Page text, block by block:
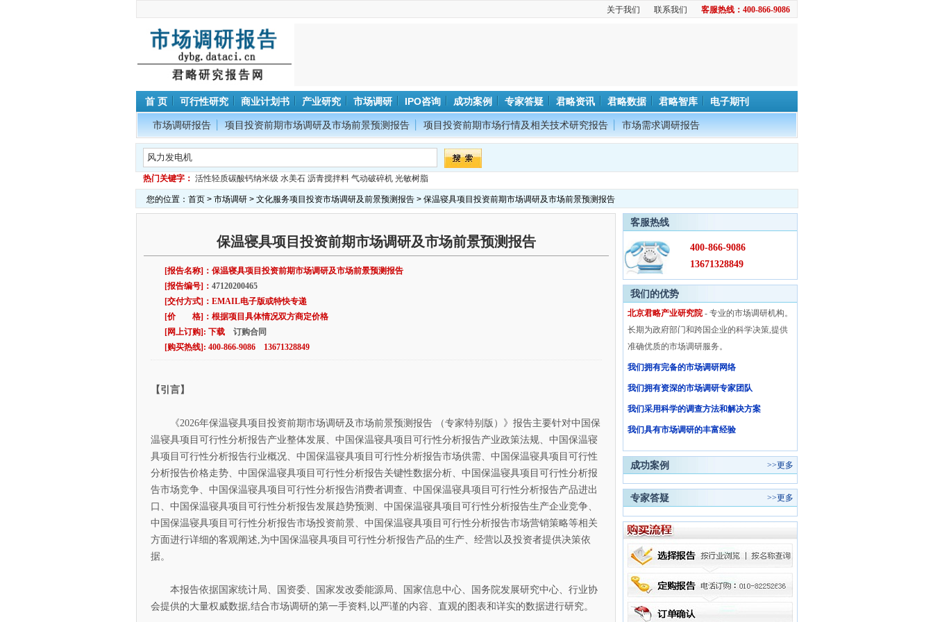
客服热线：400-866-9086
联系我们
关于我们
首 页 可行性研究 商业计划书 产业研究 市场调研 IPO咨询 成功案例 专家答疑 君略资讯 君略数据 君略智库 电子期刊
市场调研报告 项目投资前期市场调研及市场前景预测报告 项目投资前期市场行情及相关技术研究报告 市场需求调研报告
热门关键字： 活性轻质碳酸钙纳米级 水美石 沥青搅拌料 气动破碎机 光敏树脂
您的位置： 首页> 市场调研> 文化服务项目投资市场调研及前景预测报告> 保温寝具项目投资前期市场调研及市场前景预测报告
保温寝具项目投资前期市场调研及市场前景预测报告
[报告名称]：保温寝具项目投资前期市场调研及市场前景预测报告
[报告编号]： 47120200465
[交付方式]：EMAIL电子版或特快专递
[价 格]：根据项目具体情况双方商定价格
[网上订购]: 下载 订购合同
[购买热线]: 400-866-9086 13671328849
【引言】
《2026年保温寝具项目投资前期市场调研及市场前景预测报告 （专家特别版）》报告主要针对中国保
温寝具项目可行性分析报告产业整体发展、中国保温寝具项目可行性分析报告产业政策法规、中国保温寝
具项目可行性分析报告行业概况、中国保温寝具项目可行性分析报告市场供需、中国保温寝具项目可行性
分析报告价格走势、中国保温寝具项目可行性分析报告关键性数据分析、中国保温寝具项目可行性分析报
告市场竞争、中国保温寝具项目可行性分析报告消费者调查、中国保温寝具项目可行性分析报告产品进出
口、中国保温寝具项目可行性分析报告发展趋势预测、中国保温寝具项目可行性分析报告生产企业竞争、
中国保温寝具项目可行性分析报告市场投资前景、中国保温寝具项目可行性分析报告市场营销策略等相关
方面进行详细的客观阐述,为中国保温寝具项目可行性分析报告产品的生产、经营以及投资者提供决策依
据。
本报告依据国家统计局、国资委、国家发改委能源局、国家信息中心、国务院发展研究中心、行业协
会提供的大量权威数据,结合市场调研的第一手资料,以严谨的内容、直观的图表和详实的数据进行研究。
客服热线
400-866-9086
13671328849
我们的优势
北京君略产业研究院- 专业的市场调研机构。
长期为政府部门和跨国企业的科学决策,提供
准确优质的市场调研服务。
我们拥有完备的市场调研网络
我们拥有资深的市场调研专家团队
我们采用科学的调查方法和解决方案
我们具有市场调研的丰富经验
成功案例 >>更多
专家答疑 >>更多